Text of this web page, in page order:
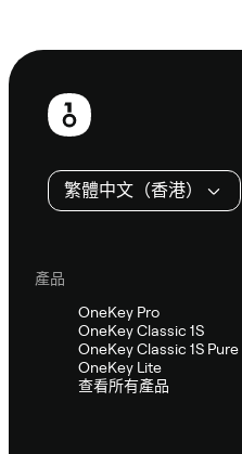
頁
繁體中文（香港）
產品
OneKey Pro
OneKey Classic 1S
OneKey Classic 1S Pure
OneKey Lite
查看所有產品